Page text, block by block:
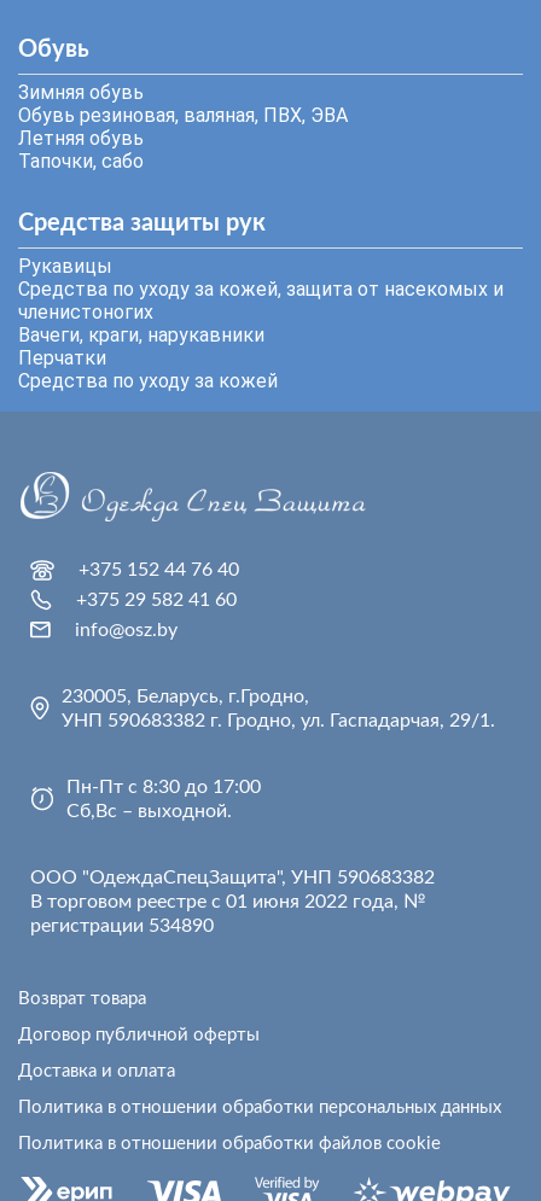
Обувь
Зимняя обувь
Обувь резиновая, валяная, ПВХ, ЭВА
Летняя обувь
Тапочки, сабо
Средства защиты рук
Рукавицы
Средства по уходу за кожей, защита от насекомых и
членистоногих
Вачеги, краги, нарукавники
Перчатки
Средства по уходу за кожей
+375 152 44 76 40
+375 29 582 41 60
info@osz.by
230005, Беларусь, г.Гродно,
УНП 590683382 г. Гродно, ул. Гаспадарчая, 29/1.
Пн-Пт с 8:30 до 17:00
Сб,Вс – выходной.
ООО "ОдеждаСпецЗащита", УНП 590683382
В торговом реестре с 01 июня 2022 года, №
регистрации 534890
Возврат товара
Договор публичной оферты
Доставка и оплата
Политика в отношении обработки персональных данных
Политика в отношении обработки файлов cookie